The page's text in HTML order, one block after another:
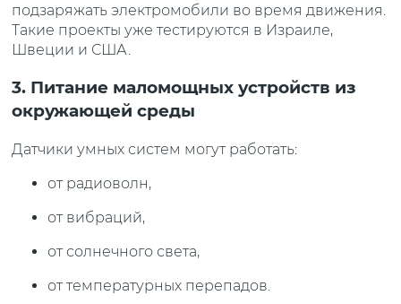
подзаряжать электромобили во время движения.
Такие проекты уже тестируются в Израиле,
Швеции и США.
3. Питание маломощных устройств из
окружающей среды
Датчики умных систем могут работать:
от радиоволн,
от вибраций,
от солнечного света,
от температурных перепадов.